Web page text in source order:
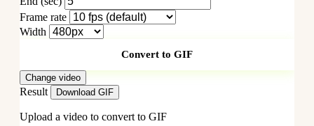
Frame rate
Width
Convert to GIF
Change video
Result Download GIF
Upload a video to convert to GIF